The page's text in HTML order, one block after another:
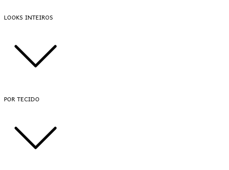
LOOKS INTEIROS
POR TECIDO